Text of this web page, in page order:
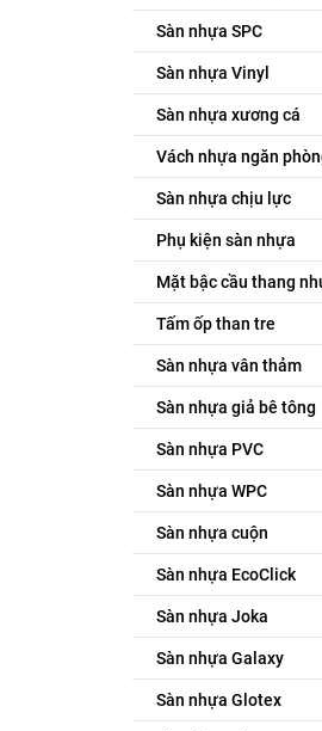
Sàn nhựa SPC
Sàn nhựa Vinyl
Sàn nhựa xương cá
Vách nhựa ngăn
Sàn nhựa chịu lực
Phụ kiện sàn nhựa
Mặt bậc cầu thang
Tấm ốp than tre
Sàn nhựa vân thảm
Sàn nhựa giả bê tông
Sàn nhựa PVC
Sàn nhựa WPC
Sàn nhựa cuộn
Sàn nhựa EcoClick
Sàn nhựa Joka
Sàn nhựa Galaxy
Sàn nhựa Glotex